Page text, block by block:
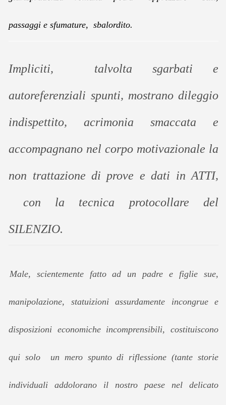
passaggi e sfumature, sbalordito.
Impliciti, talvolta sgarbati e
autoreferenziali spunti, mostrano dileggio
indispettito, acrimonia smaccata e
accompagnano nel corpo motivazionale la
non trattazione di prove e dati in ATTI,
con la tecnica protocollare del
SILENZIO.
Male, scientemente fatto ad un padre e figlie sue,
manipolazione, statuizioni assurdamente incongrue e
disposizioni economiche incomprensibili, costituiscono
qui solo un mero spunto di riflessione (tante storie
individuali addolorano il nostro paese nel delicato